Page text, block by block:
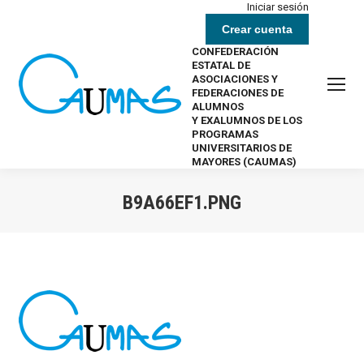
Iniciar sesión
Crear cuenta
CONFEDERACIÓN
ESTATAL DE
ASOCIACIONES Y
FEDERACIONES DE
ALUMNOS
Y EXALUMNOS DE LOS
PROGRAMAS
UNIVERSITARIOS DE
MAYORES (CAUMAS)
B9A66EF1.PNG